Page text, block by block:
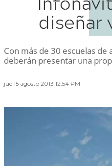
diseñar
Con más de 30 escuelas
deberán presentar una
jue 15 agosto 2013 12:54 PM